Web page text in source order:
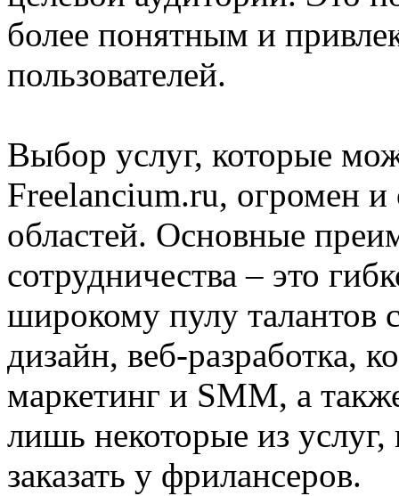
более понятным и
пользователей.
Выбор услуг, которые
Freelancium.ru, огромен и
областей. Основные
сотрудничества – это
широкому пулу талантов
дизайн, веб-разработка,
маркетинг и SMM, а
лишь некоторые из
заказать у фрилансеров.